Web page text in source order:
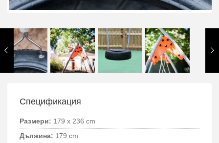
Спецификация
Размери: 179 x 236 cm
Дължина: 179 cm